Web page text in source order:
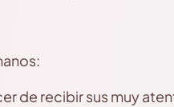
de recibir sus muy